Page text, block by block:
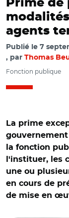
Prime
agents
Publié le 7
par Thomas
Fonction publique
La prime
la fonction
l'instituer, les
une ou
en cours de
de mise en